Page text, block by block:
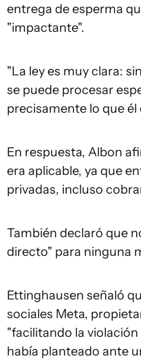
entrega de esperma
"impactante".
"La ley es muy clara:
se puede procesar
precisamente lo que él
En respuesta, Albon
era aplicable, ya que
privadas, incluso
También declaró que
directo" para ninguna
Ettinghausen señaló
sociales Meta,
"facilitando la violación
había planteado ante